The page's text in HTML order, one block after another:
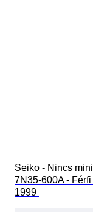
Seiko - Nincs
7N35-600A -
1999